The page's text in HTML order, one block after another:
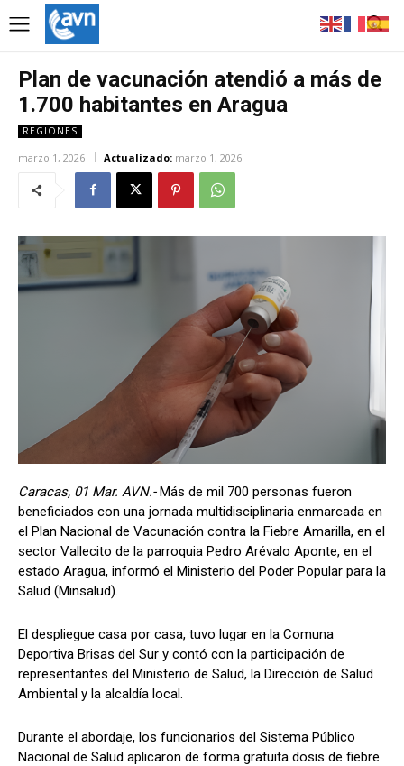
Plan de vacunación atendió a más de
1.700 habitantes en Aragua
REGIONES
marzo 1, 2026 Actualizado: marzo 1, 2026
Caracas, 01 Mar. AVN.-Más de mil 700 personas fueron
beneficiados con una jornada multidisciplinaria enmarcada en
el Plan Nacional de Vacunación contra la Fiebre Amarilla, en el
sector Vallecito de la parroquia Pedro Arévalo Aponte, en el
estado Aragua, informó el Ministerio del Poder Popular para la
Salud (Minsalud).
El despliegue casa por casa, tuvo lugar en la Comuna
Deportiva Brisas del Sur y contó con la participación de
representantes del Ministerio de Salud, la Dirección de Salud
Ambiental y la alcaldía local.
Durante el abordaje, los funcionarios del Sistema Público
Nacional de Salud aplicaron de forma gratuita dosis de fiebre